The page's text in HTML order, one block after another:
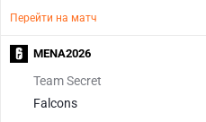
Перейти на матч
Team Secret
Falcons
MENA2026